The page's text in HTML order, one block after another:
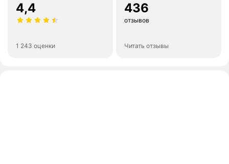
4,4
1 243 оценки
436
отзывов
Читать отзывы